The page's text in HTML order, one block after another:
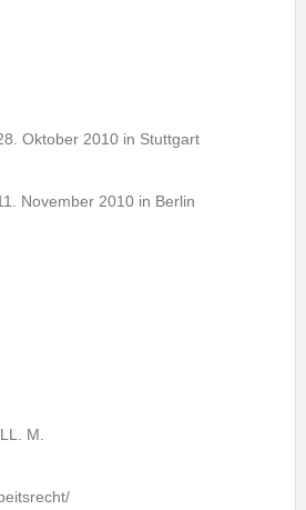
Oktober 2010 in Stuttgart
November 2010 in Berlin
M.